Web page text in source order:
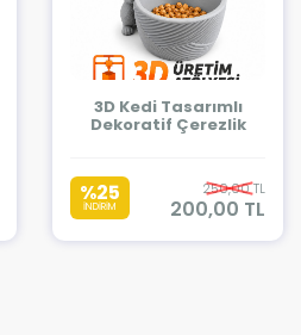
3D Kedi Tasarımlı
Dekoratif Çerezlik
%25
İNDİRİM
250,00 TL
200,00 TL